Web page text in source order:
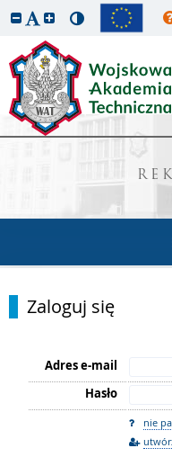
Zaloguj się
Adres e-mail
Hasło
nie